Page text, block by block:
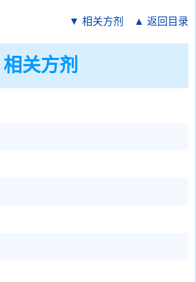
▼ 相关方剂 ▲ 返回目录
相关方剂